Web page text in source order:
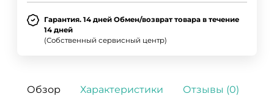
Гарантия. 14 дней Обмен/возврат товара в течение
14 дней
(Собственный сервисный центр)
Обзор Характеристики Отзывы (0)